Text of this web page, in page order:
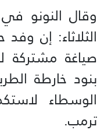
وقال النونو
الثلاثاء: إن
صياغة
بنود خارطة
الوسطاء
ترمب.